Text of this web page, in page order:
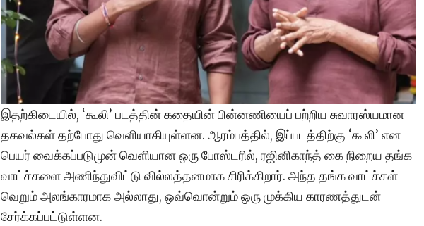
இதற்கிடையில், ‘கூலி’ படத்தின் கதையின் பின்னணியைப் பற்றிய சுவாரஸ்யமான
தகவல்கள் தற்போது வெளியாகியுள்ளன. ஆரம்பத்தில், இப்படத்திற்கு ‘கூலி’ என
பெயர் வைக்கப்படுமுன் வெளியான ஒரு போஸ்டரில், ரஜினிகாந்த் கை நிறைய தங்க
வாட்ச்களை அணிந்துவிட்டு வில்லத்தனமாக சிரிக்கிறார். அந்த தங்க வாட்ச்கள்
வெறும் அலங்காரமாக அல்லாது, ஒவ்வொன்றும் ஒரு முக்கிய காரணத்துடன்
சேர்க்கப்பட்டுள்ளன.